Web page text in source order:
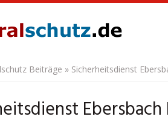
Beiträge » Sicherheitsdienst